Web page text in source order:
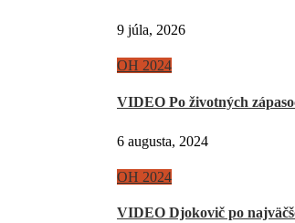
9 júla, 2026
OH 2024
VIDEO Po životných
6 augusta, 2024
OH 2024
VIDEO Djokovič po